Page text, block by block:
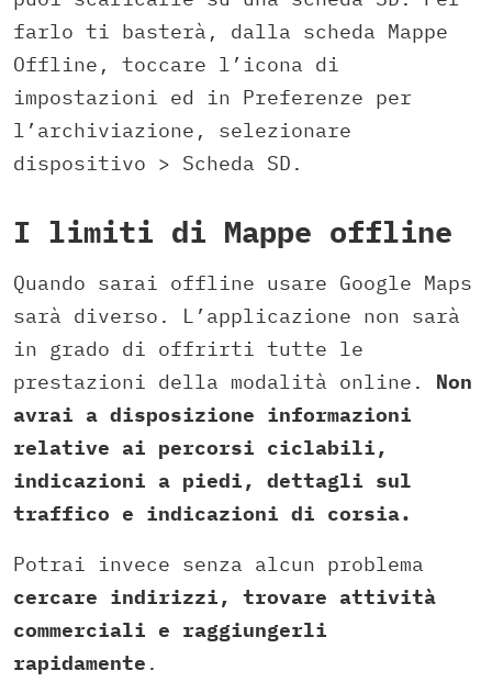
farlo ti basterà, dalla scheda Mappe
Offline, toccare l’icona di
impostazioni ed in Preferenze per
l’archiviazione, selezionare
dispositivo > Scheda SD.
I limiti di Mappe offline
Quando sarai offline usare Google Maps
sarà diverso. L’applicazione non sarà
in grado di offrirti tutte le
prestazioni della modalità online. Non
avrai a disposizione informazioni
relative ai percorsi ciclabili,
indicazioni a piedi, dettagli sul
traffico e indicazioni di corsia.
Potrai invece senza alcun problema
cercare indirizzi, trovare attività
commerciali e raggiungerli
rapidamente .